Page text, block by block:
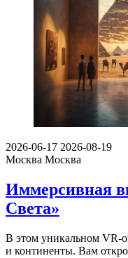
2026-06-17 2026-08-19
Москва Москва
Иммерсивная
Света»
В этом уникальном VR-
и континенты. Вам